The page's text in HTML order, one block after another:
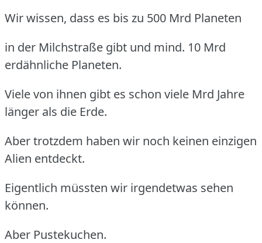
Wir wissen, dass es bis zu 500 Mrd Planeten
in der Milchstraße gibt und mind. 10 Mrd
erdähnliche Planeten.
Viele von ihnen gibt es schon viele Mrd Jahre
länger als die Erde.
Aber trotzdem haben wir noch keinen einzigen
Alien entdeckt.
Eigentlich müssten wir irgendetwas sehen
können.
Aber Pustekuchen.